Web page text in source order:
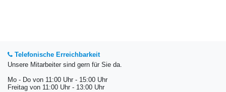
Telefonische Erreichbarkeit
Unsere Mitarbeiter sind gern für Sie da.
Mo - Do von 11:00 Uhr - 15:00 Uhr
Freitag von 11:00 Uhr - 13:00 Uhr